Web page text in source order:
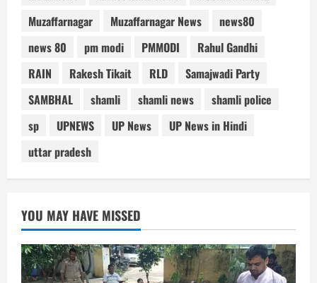
Muzaffarnagar
Muzaffarnagar News
news80
news 80
pm modi PMMODI
Rahul Gandhi
RAIN
Rakesh Tikait RLD
Samajwadi Party
SAMBHAL
shamli shamli news
shamli police
sp
UPNEWS UP News
UP News in Hindi
uttar pradesh
YOU MAY HAVE MISSED